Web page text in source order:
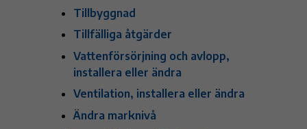
Tillbyggnad
Tillfälliga åtgärder
Vattenförsörjning och avlopp,
installera eller ändra
Ventilation, installera eller ändra
Ändra marknivå